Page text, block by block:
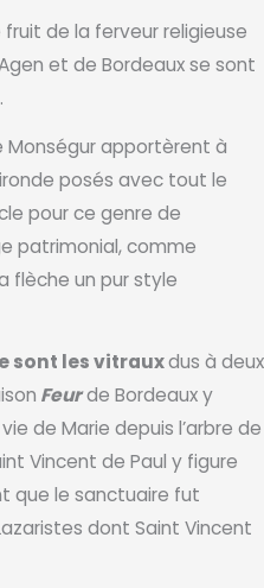
de la ferveur religieuse
et de Bordeaux se sont
Monségur apportèrent à
posés avec tout le
pour ce genre de
patrimonial, comme
flèche un pur style
sont les vitrauxdus à deux
Feurde Bordeaux y
de Marie depuis l’arbre de
Vincent de Paul y figure
que le sanctuaire fut
dont Saint Vincent